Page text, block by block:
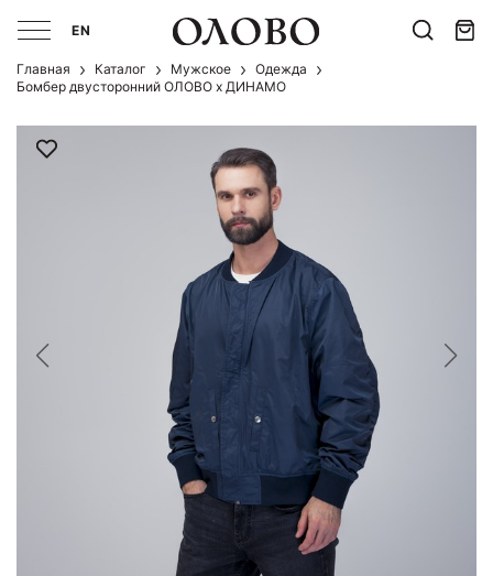
EN
Главная Каталог Мужcкое
Одежда
Бомбер двусторонний ОЛОВО х ДИНАМО